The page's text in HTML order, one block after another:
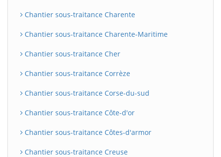
Chantier sous-traitance Charente
Chantier sous-traitance Charente-Maritime
Chantier sous-traitance Cher
Chantier sous-traitance Corrèze
Chantier sous-traitance Corse-du-sud
Chantier sous-traitance Côte-d'or
Chantier sous-traitance Côtes-d'armor
Chantier sous-traitance Creuse